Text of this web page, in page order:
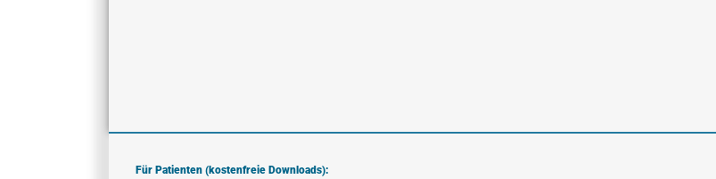
Für Patienten (kostenfreie Downloads):